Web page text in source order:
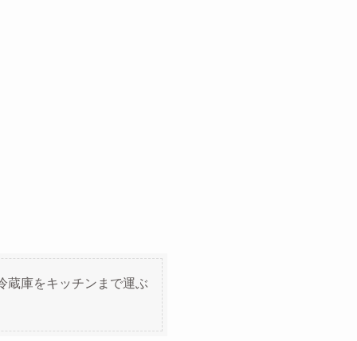
蔵庫をキッチンまで運ぶ